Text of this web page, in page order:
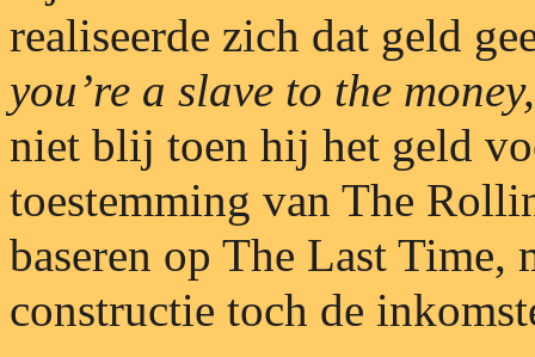
realiseerde zich dat geld
you’re a slave to the
niet blij toen hij het geld
toestemming van The
baseren op The Last
constructie toch de